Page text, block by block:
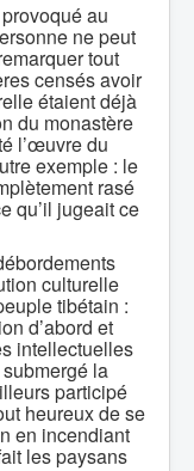
au
ne peut
tout
censés avoir
étaient déjà
du monastère
l’œuvre du
exemple : le
rasé
qu’il jugeait ce
culturelle
tibétain :
d’abord et
intellectuelles
la
participé
heureux de se
en incendiant
les paysans